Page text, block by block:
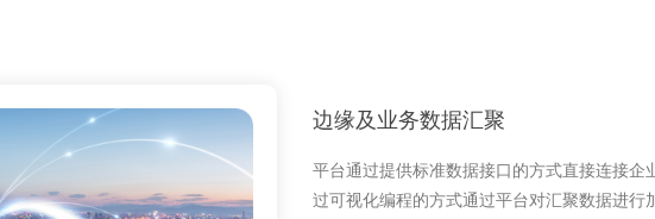
边缘及业务数据汇聚
平台通过提供标准数据接口的方式直接连接企
过可视化编程的方式通过平台对汇聚数据进